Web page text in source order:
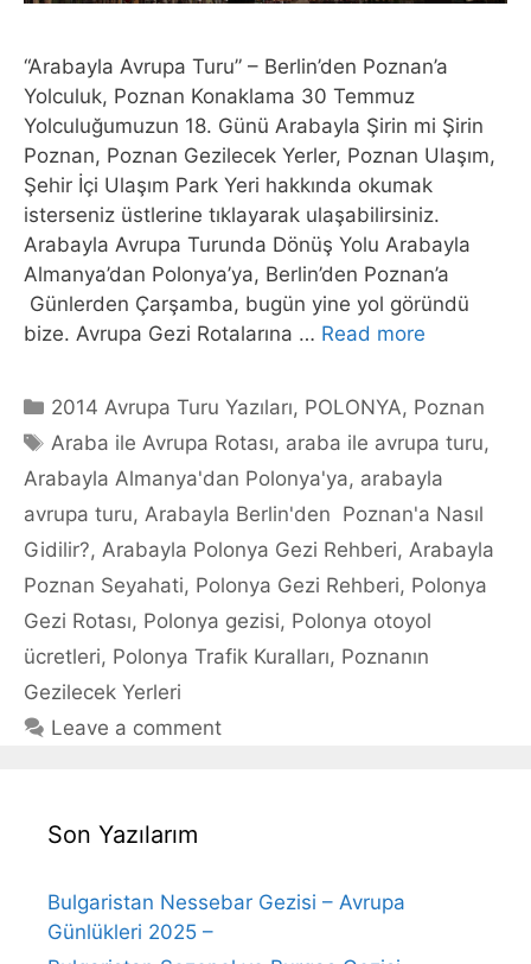
“Arabayla Avrupa Turu” – Berlin’den Poznan’a
Yolculuk, Poznan Konaklama 30 Temmuz
Yolculuğumuzun 18. Günü Arabayla Şirin mi Şirin
Poznan, Poznan Gezilecek Yerler, Poznan Ulaşım,
Şehir İçi Ulaşım Park Yeri hakkında okumak
isterseniz üstlerine tıklayarak ulaşabilirsiniz.
Arabayla Avrupa Turunda Dönüş Yolu Arabayla
Almanya’dan Polonya’ya, Berlin’den Poznan’a
Günlerden Çarşamba, bugün yine yol göründü
bize. Avrupa Gezi Rotalarına … Read more
Categories
2014 Avrupa Turu Yazıları, POLONYA, Poznan
Tags
Araba ile Avrupa Rotası, araba ile avrupa turu,
Arabayla Almanya'dan Polonya'ya, arabayla
avrupa turu, Arabayla Berlin'den Poznan'a Nasıl
Gidilir?, Arabayla Polonya Gezi Rehberi, Arabayla
Poznan Seyahati, Polonya Gezi Rehberi, Polonya
Gezi Rotası, Polonya gezisi, Polonya otoyol
ücretleri, Polonya Trafik Kuralları, Poznanın
Gezilecek Yerleri
Leave a comment
Son Yazılarım
Bulgaristan Nessebar Gezisi – Avrupa
Günlükleri 2025 –